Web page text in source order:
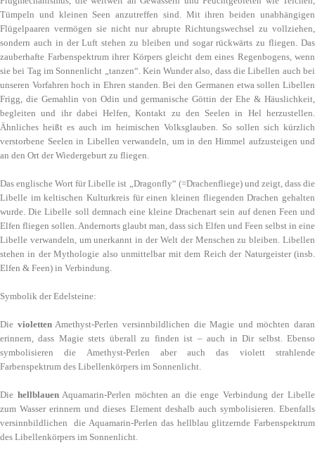
Tümpeln und kleinen Seen anzutreffen sind. Mit ihren beiden unabhängigen
Flügelpaaren vermögen sie nicht nur abrupte Richtungswechsel zu vollziehen,
sondern auch in der Luft stehen zu bleiben und sogar rückwärts zu fliegen. Das
zauberhafte Farbenspektrum ihrer Körpers gleicht dem eines Regenbogens, wenn
sie bei Tag im Sonnenlicht „tanzen“. Kein Wunder also, dass die Libellen auch bei
unseren Vorfahren hoch in Ehren standen. Bei den Germanen etwa sollen Libellen
Frigg, die Gemahlin von Odin und germanische Göttin der Ehe & Häuslichkeit,
begleiten und ihr dabei Helfen, Kontakt zu den Seelen in Hel herzustellen.
Ähnliches heißt es auch im heimischen Volksglauben. So sollen sich kürzlich
verstorbene Seelen in Libellen verwandeln, um in den Himmel aufzusteigen und
an den Ort der Wiedergeburt zu fliegen.
Das englische Wort für Libelle ist „Dragonfly“ (=Drachenfliege) und zeigt, dass die
Libelle im keltischen Kulturkreis für einen kleinen fliegenden Drachen gehalten
wurde. Die Libelle soll demnach eine kleine Drachenart sein auf denen Feen und
Elfen fliegen sollen. Andernorts glaubt man, dass sich Elfen und Feen selbst in eine
Libelle verwandeln, um unerkannt in der Welt der Menschen zu bleiben. Libellen
stehen in der Mythologie also unmittelbar mit dem Reich der Naturgeister (insb.
Elfen & Feen) in Verbindung.
Symbolik der Edelsteine:
Die violettenAmethyst-Perlen versinnbildlichen die Magie und möchten daran
erinnern, dass Magie stets überall zu finden ist – auch in Dir selbst. Ebenso
symbolisieren die Amethyst-Perlen aber auch das violett strahlende
Farbenspektrum des Libellenkörpers im Sonnenlicht.
Die hellblauenAquamarin-Perlen möchten an die enge Verbindung der Libelle
zum Wasser erinnern und dieses Element deshalb auch symbolisieren. Ebenfalls
versinnbildlichen die Aquamarin-Perlen das hellblau glitzernde Farbenspektrum
des Libellenkörpers im Sonnenlicht.